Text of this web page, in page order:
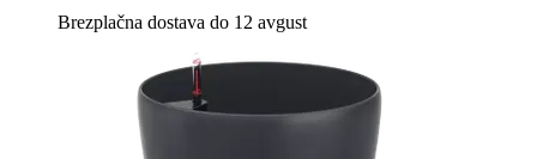
Brezplačna dostava do 12 avgust